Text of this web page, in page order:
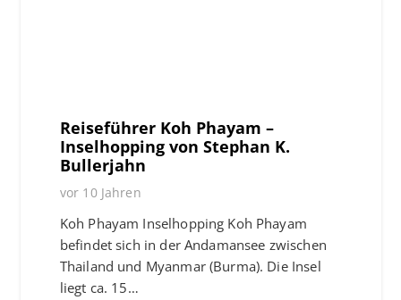
Reiseführer Koh Phayam –
Inselhopping von Stephan K.
Bullerjahn
vor 10 Jahren
Koh Phayam Inselhopping Koh Phayam
befindet sich in der Andamansee zwischen
Thailand und Myanmar (Burma). Die Insel
liegt ca. 15…